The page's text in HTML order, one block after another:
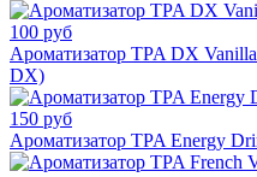
100 руб
Ароматизатор TPA DX
DX)
150 руб
Ароматизатор TPA Energy